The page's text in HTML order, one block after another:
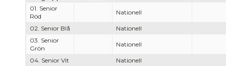
01. Senior
Röd
Nationell
02. Senior Blå
Nationell
03. Senior
Grön
Nationell
04. Senior Vit
Nationell